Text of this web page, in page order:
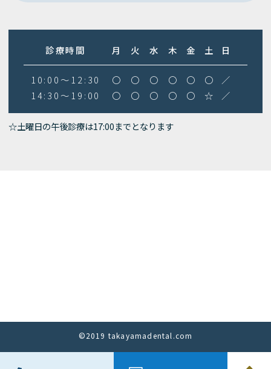
診療時間 月 火 水 木 金 土 日
10:00～12:30 〇 〇 〇 〇 〇 〇
／
14:30～19:00
〇 〇 〇 〇 〇 ☆ ／
☆土曜日の午後診療は17:00までとなります
©2019 takayamadental.com